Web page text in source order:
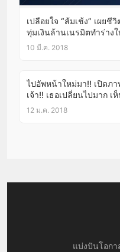
เปลือยใจ “ส้มเช้ง” เผย
ทุ่มเงินล้านเนรมิตทำร่าง
10 มี.ค. 2018
ไปอัพหน้าใหม่มา!! เปิดภ
เจ้า!! เธอเปลี่ยนไปมาก เห็นแว๊บแรกนึกว่า “อั้ม พัชราภา”!!
(ชมภาพ)
12 ม.ค. 2018
แบ่งปันโอก